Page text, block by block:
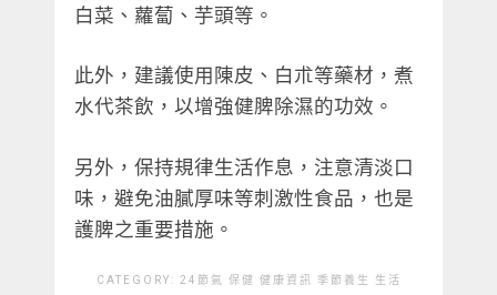
白菜、蘿蔔、芋頭等。
此外，建議使用陳皮、白朮等藥材，煮
水代茶飲，以增強健脾除濕的功效。
另外，保持規律生活作息，注意清淡口
味，避免油膩厚味等刺激性食品，也是
護脾之重要措施。
CATEGORY: 24節氣 保健 健康資訊 季節養生
生活